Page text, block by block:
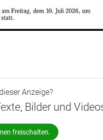
Anzeige?
Bilder und
freischalten.